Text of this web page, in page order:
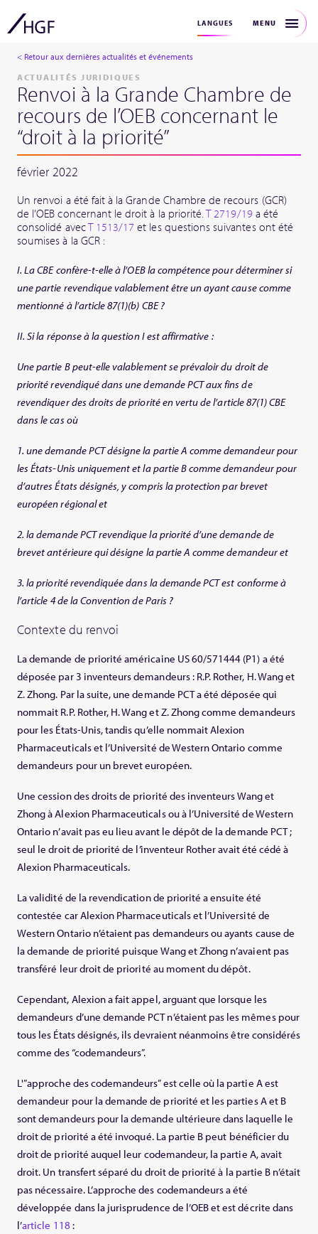
LANGUES MENU
< Retour aux dernières actualités et événements
ACTUALITÉS JURIDIQUES
Renvoi à la Grande Chambre de
recours de l’OEB concernant le
“droit à la priorité”
février 2022
Un renvoi a été fait à la Grande Chambre de recours (GCR)
de l’OEB concernant le droit à la priorité.T 2719/19a été
consolidé avecT 1513/17 et les questions suivantes ont été
soumises à la GCR :
I. La CBE confère-t-elle à l’OEB la compétence pour déterminer si
une partie revendique valablement être un ayant cause comme
mentionné à l’article 87(1)(b) CBE ?
II. Si la réponse à la question I est affirmative :
Une partie B peut-elle valablement se prévaloir du droit de
priorité revendiqué dans une demande PCT aux fins de
revendiquer des droits de priorité en vertu de l’article 87(1) CBE
dans le cas où
1. une demande PCT désigne la partie A comme demandeur pour
les États-Unis uniquement et la partie B comme demandeur pour
d’autres États désignés, y compris la protection par brevet
européen régional et
2. la demande PCT revendique la priorité d’une demande de
brevet antérieure qui désigne la partie A comme demandeur et
3. la priorité revendiquée dans la demande PCT est conforme à
l’article 4 de la Convention de Paris ?
Contexte du renvoi
La demande de priorité américaine US 60/571444 (P1) a été
déposée par 3 inventeurs demandeurs : R.P. Rother, H. Wang et
Z. Zhong. Par la suite, une demande PCT a été déposée qui
nommait R.P. Rother, H. Wang et Z. Zhong comme demandeurs
pour les États-Unis, tandis qu’elle nommait Alexion
Pharmaceuticals et l’Université de Western Ontario comme
demandeurs pour un brevet européen.
Une cession des droits de priorité des inventeurs Wang et
Zhong à Alexion Pharmaceuticals ou à l’Université de Western
Ontario n’avait pas eu lieu avant le dépôt de la demande PCT ;
seul le droit de priorité de l’inventeur Rother avait été cédé à
Alexion Pharmaceuticals.
La validité de la revendication de priorité a ensuite été
contestée car Alexion Pharmaceuticals et l’Université de
Western Ontario n’étaient pas demandeurs ou ayants cause de
la demande de priorité puisque Wang et Zhong n’avaient pas
transféré leur droit de priorité au moment du dépôt.
Cependant, Alexion a fait appel, arguant que lorsque les
demandeurs d’une demande PCT n’étaient pas les mêmes pour
tous les États désignés, ils devraient néanmoins être considérés
comme des “codemandeurs”.
L'”approche des codemandeurs” est celle où la partie A est
demandeur pour la demande de priorité et les parties A et B
sont demandeurs pour la demande ultérieure dans laquelle le
droit de priorité a été invoqué. La partie B peut bénéficier du
droit de priorité auquel leur codemandeur, la partie A, avait
droit. Un transfert séparé du droit de priorité à la partie B n’était
pas nécessaire. L’approche des codemandeurs a été
développée dans la jurisprudence de l’OEB et est décrite dans
l’article 118 :